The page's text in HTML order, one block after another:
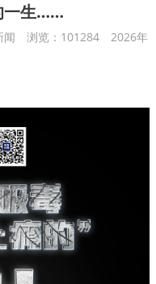
一生……
闻 浏览：101284
2026年